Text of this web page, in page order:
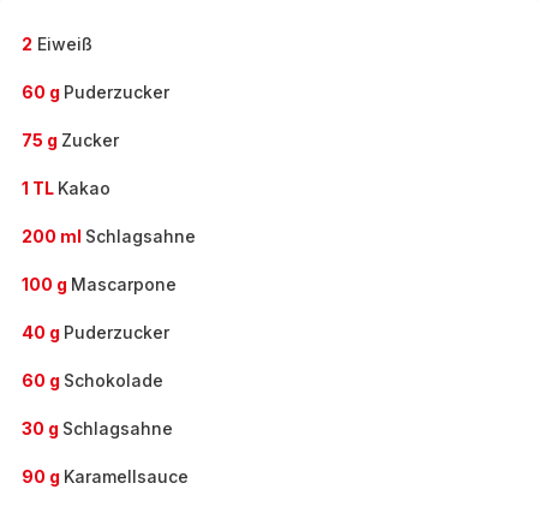
2 Eiweiß
60 g Puderzucker
75 g Zucker
1 TL Kakao
200 ml Schlagsahne
100 g Mascarpone
40 g Puderzucker
60 g Schokolade
30 g Schlagsahne
90 g Karamellsauce